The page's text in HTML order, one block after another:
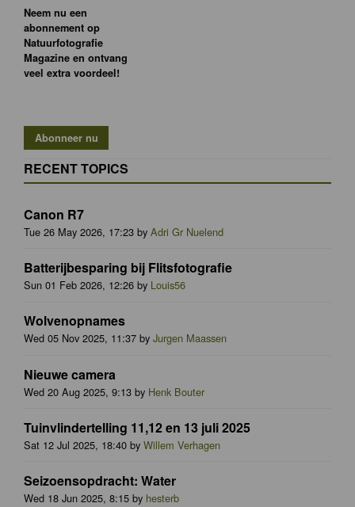
Neem nu een
abonnement op
Natuurfotografie
Magazine en ontvang
veel extra voordeel!
RECENT TOPICS
Canon R7
Tue 26 May 2026, 17:23 by Adri Gr Nuelend
Batterijbesparing bij Flitsfotografie
Sun 01 Feb 2026, 12:26 by Louis56
Wolvenopnames
Wed 05 Nov 2025, 11:37 by Jurgen Maassen
Nieuwe camera
Wed 20 Aug 2025, 9:13 by Henk Bouter
Tuinvlindertelling 11,12 en 13 juli 2025
Sat 12 Jul 2025, 18:40 by Willem Verhagen
Seizoensopdracht: Water
Wed 18 Jun 2025, 8:15 by hesterb